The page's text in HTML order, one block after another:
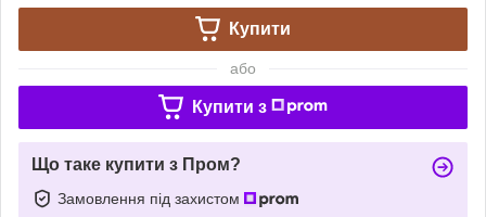
Купити
або
Купити з
Що таке купити з Пром?
Замовлення під захистом